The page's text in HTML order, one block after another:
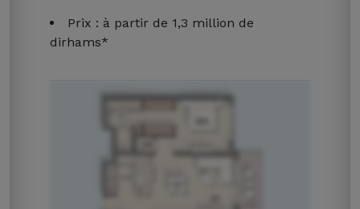
Prix ​​: à partir de 1,3 million de
dirhams*